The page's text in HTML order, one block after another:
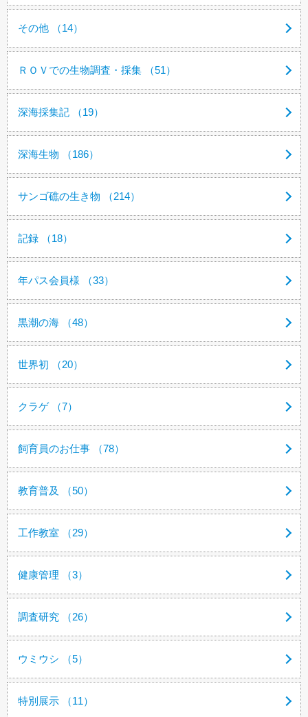
その他 （14）
ＲＯＶでの生物調査・採集 （51）
深海採集記 （19）
深海生物 （186）
サンゴ礁の生き物 （214）
記録 （18）
年パス会員様 （33）
黒潮の海 （48）
世界初 （20）
クラゲ （7）
飼育員のお仕事 （78）
教育普及 （50）
工作教室 （29）
健康管理 （3）
調査研究 （26）
ウミウシ （5）
特別展示 （11）